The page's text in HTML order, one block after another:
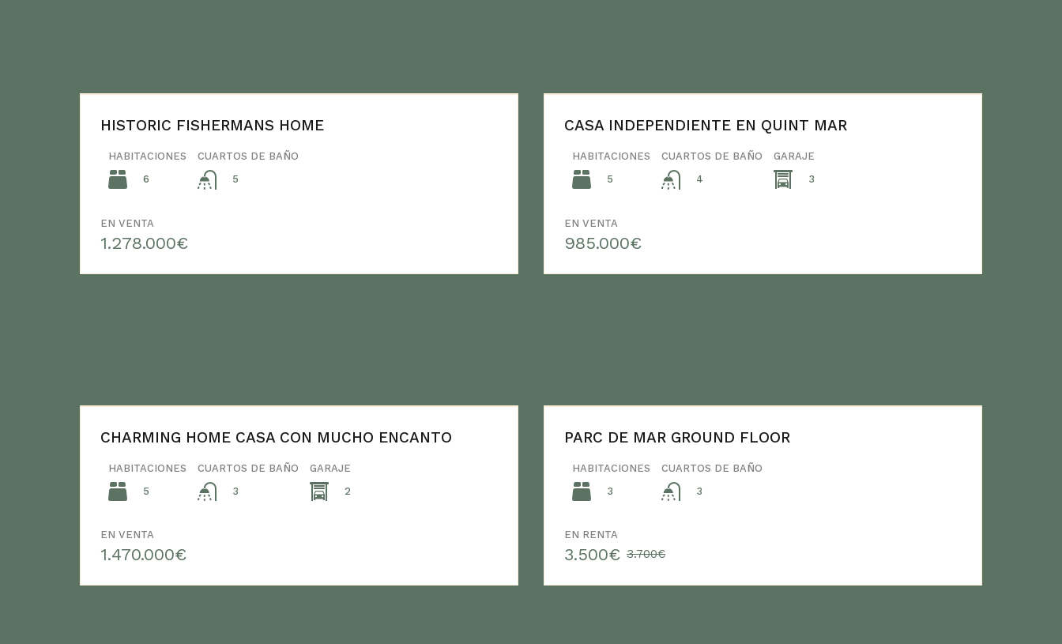
HISTORIC FISHERMANS HOME
HABITACIONES
6
CUARTOS DE BAÑO
5
EN VENTA
1.278.000€
CASA INDEPENDIENTE EN QUINT MAR
HABITACIONES
5
CUARTOS DE BAÑO
4
GARAJE
3
EN VENTA
985.000€
CHARMING HOME CASA CON MUCHO ENCANTO
HABITACIONES
5
CUARTOS DE BAÑO
3
GARAJE
2
EN VENTA
1.470.000€
PARC DE MAR GROUND FLOOR
HABITACIONES
3
CUARTOS DE BAÑO
3
EN RENTA
3.500€ 3.700€